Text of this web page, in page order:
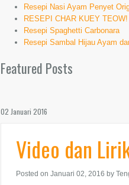
Resepi Nasi Ayam Penyet
RESEPI CHAR KUEY TEOW!
Resepi Spaghetti Carbonara
Resepi Sambal Hijau Ayam
Featured Posts
02 Januari 2016
Video dan
Posted on Januari 02, 2016 by